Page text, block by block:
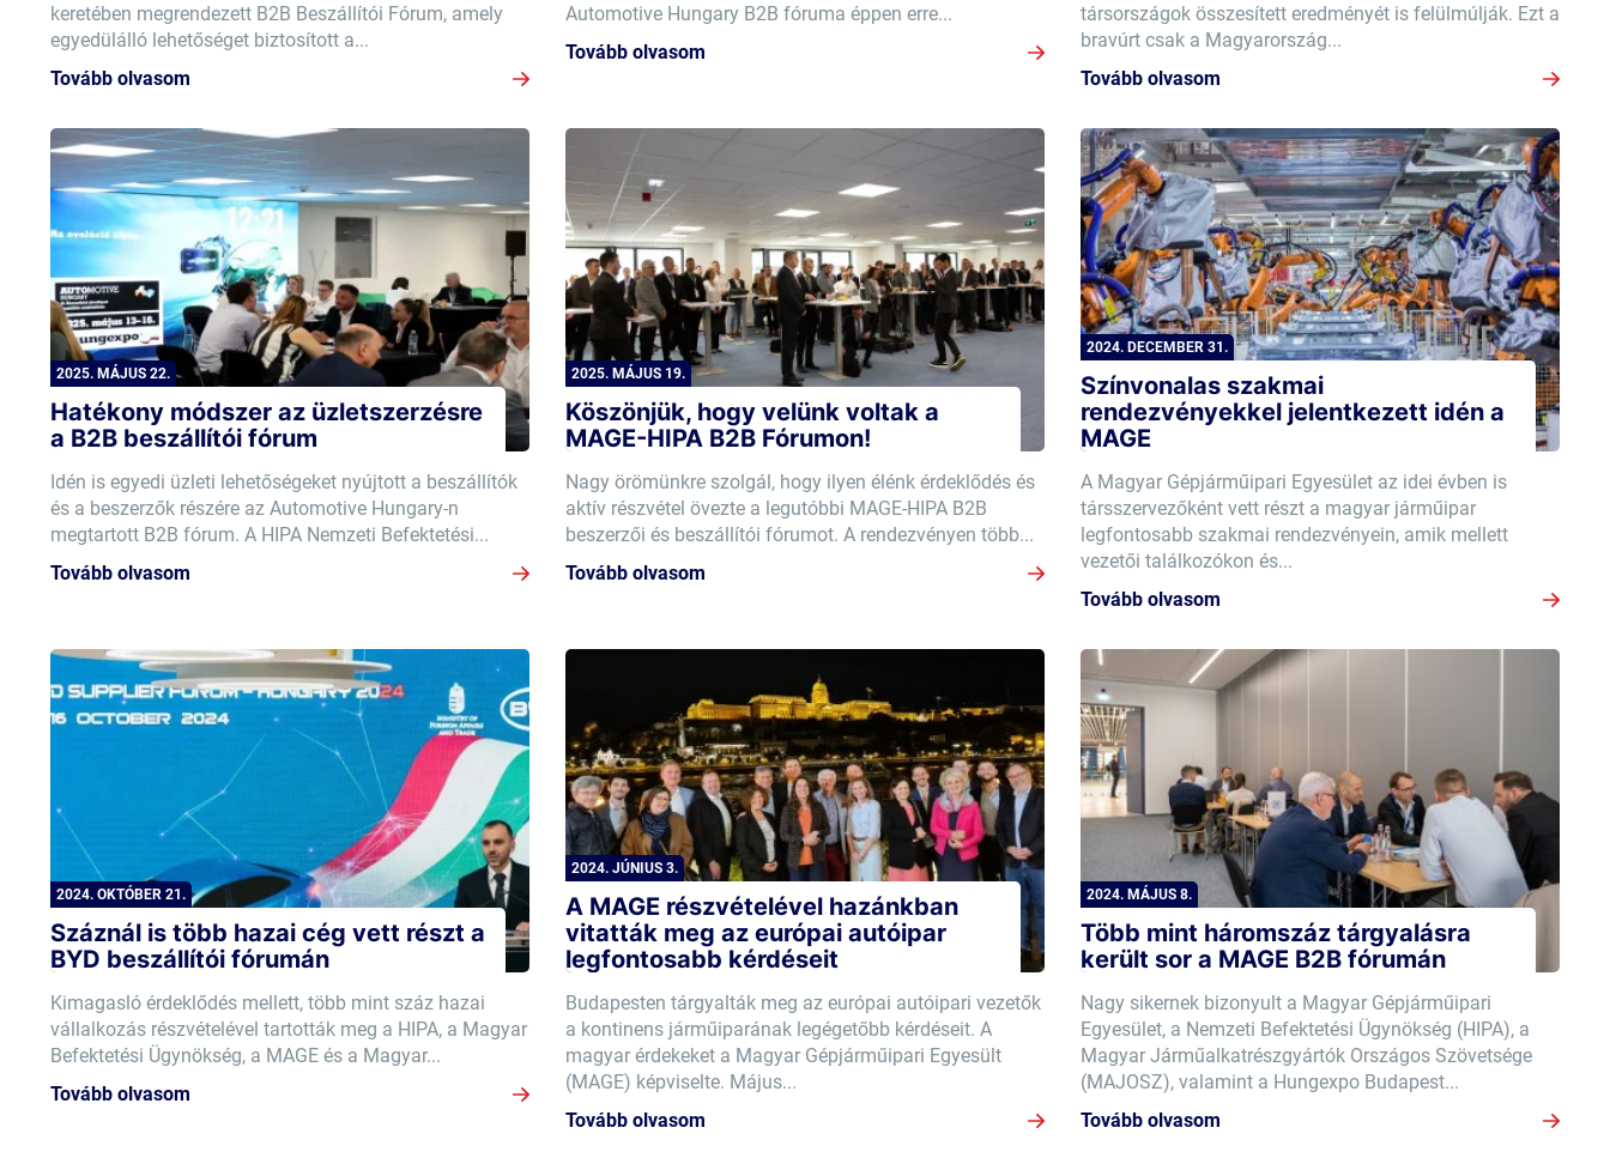
keretében megrendezett B2B Beszállítói Fórum, amely
egyedülálló lehetőséget biztosított a...
Tovább olvasom
Automotive Hungary B2B fóruma éppen erre...
Tovább olvasom
társországok összesített eredményét is felülmúlják. Ezt a
bravúrt csak a Magyarország...
Tovább olvasom
2025. MÁJUS 22.
Hatékony módszer az üzletszerzésre
a B2B beszállítói fórum
Idén is egyedi üzleti lehetőségeket nyújtott a beszállítók
és a beszerzők részére az Automotive Hungary-n
megtartott B2B fórum. A HIPA Nemzeti Befektetési...
Tovább olvasom
2025. MÁJUS 19.
Köszönjük, hogy velünk voltak a
MAGE-HIPA B2B Fórumon!
Nagy örömünkre szolgál, hogy ilyen élénk érdeklődés és
aktív részvétel övezte a legutóbbi MAGE-HIPA B2B
beszerzői és beszállítói fórumot. A rendezvényen több...
Tovább olvasom
2024. DECEMBER 31.
Színvonalas szakmai
rendezvényekkel jelentkezett idén a
MAGE
A Magyar Gépjárműipari Egyesület az idei évben is
társszervezőként vett részt a magyar járműipar
legfontosabb szakmai rendezvényein, amik mellett
vezetői találkozókon és...
Tovább olvasom
2024. OKTÓBER 21.
Száznál is több hazai cég vett részt a
BYD beszállítói fórumán
Kimagasló érdeklődés mellett, több mint száz hazai
vállalkozás részvételével tartották meg a HIPA, a Magyar
Befektetési Ügynökség, a MAGE és a Magyar...
Tovább olvasom
2024. JÚNIUS 3.
A MAGE részvételével hazánkban
vitatták meg az európai autóipar
legfontosabb kérdéseit
Budapesten tárgyalták meg az európai autóipari vezetők
a kontinens járműiparának legégetőbb kérdéseit. A
magyar érdekeket a Magyar Gépjárműipari Egyesült
(MAGE) képviselte. Május...
Tovább olvasom
2024. MÁJUS 8.
Több mint háromszáz tárgyalásra
került sor a MAGE B2B fórumán
Nagy sikernek bizonyult a Magyar Gépjárműipari
Egyesület, a Nemzeti Befektetési Ügynökség (HIPA), a
Magyar Járműalkatrészgyártók Országos Szövetsége
(MAJOSZ), valamint a Hungexpo Budapest...
Tovább olvasom